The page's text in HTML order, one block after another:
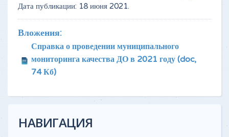
Дата публикации: 18 июня 2021.
Вложения:
Справка о проведении муниципального
мониторинга качества ДО в 2021 году (doc,
74 Кб)
НАВИГАЦИЯ